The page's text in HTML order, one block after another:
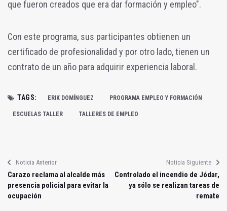
que fueron creados que era dar formación y empleo".
Con este programa, sus participantes obtienen un
certificado de profesionalidad y por otro lado, tienen un
contrato de un año para adquirir experiencia laboral.
TAGS: ERIK DOMÍNGUEZ PROGRAMA EMPLEO Y FORMACIÓN
ESCUELAS TALLER TALLERES DE EMPLEO
Noticia Anterior
Carazo reclama al alcalde más
presencia policial para evitar la
ocupación
Noticia Siguiente
Controlado el incendio de Jódar,
ya sólo se realizan tareas de
remate